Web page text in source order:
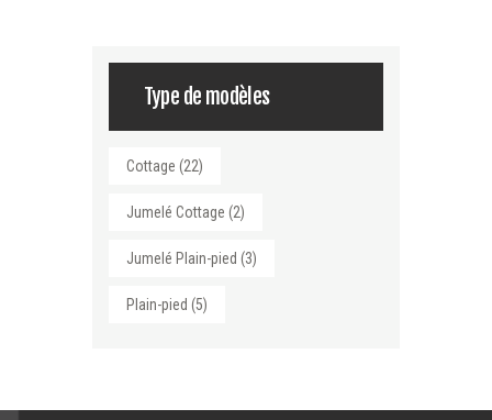
Type de modèles
Cottage (22)
Jumelé Cottage (2)
Jumelé Plain-pied (3)
Plain-pied (5)